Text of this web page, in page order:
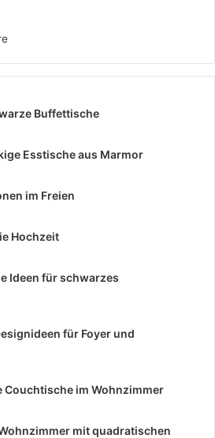
Buffettische
Esstische aus Marmor
im Freien
Hochzeit
Ideen für schwarzes
für Foyer und
Couchtische im Wohnzimmer
mit quadratischen